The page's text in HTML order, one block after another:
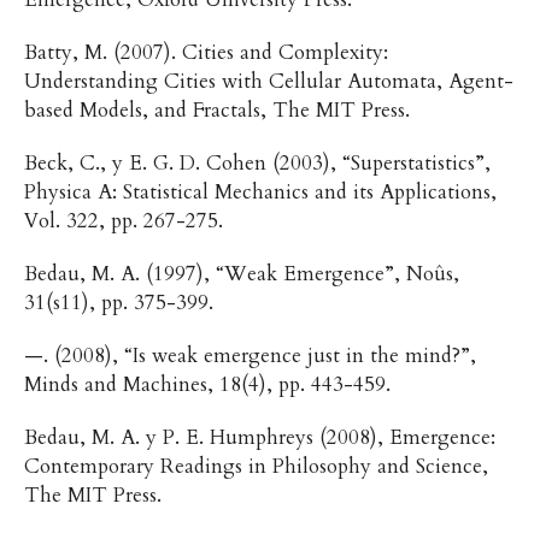
Batty, M. (2007). Cities and Complexity:
Understanding Cities with Cellular Automata, Agent-
based Models, and Fractals, The MIT Press.
Beck, C., y E. G. D. Cohen (2003), “Superstatistics”,
Physica A: Statistical Mechanics and its Applications,
Vol. 322, pp. 267-275.
Bedau, M. A. (1997), “Weak Emergence”, Noûs,
31(s11), pp. 375-399.
—. (2008), “Is weak emergence just in the mind?”,
Minds and Machines, 18(4), pp. 443-459.
Bedau, M. A. y P. E. Humphreys (2008), Emergence:
Contemporary Readings in Philosophy and Science,
The MIT Press.